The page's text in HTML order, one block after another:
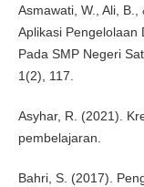
Asmawati, W., Ali,
Aplikasi Pengelolaan
Pada SMP Negeri
1(2), 117.
Asyhar, R. (2021).
pembelajaran.
Bahri, S. (2017).